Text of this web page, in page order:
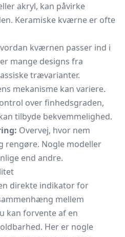
akryl, kan påvirke
Keramiske kværne er ofte
kværnen passer ind i
mange designs fra
trævarianter.
mekanisme kan variere.
over finhedsgraden,
tilbyde bekvemmelighed.
Overvej, hvor nem
rengøre. Nogle modeller
end andre.
direkte indikator for
mellem
kan forvente af en
Her er nogle